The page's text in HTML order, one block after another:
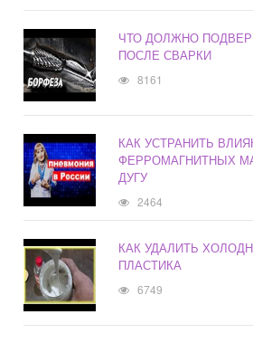
ЧТО ДОЛЖНО
ПОСЛЕ СВАРКИ
8161
КАК УСТРАНИТЬ
ФЕРРОМАГНИТНЫХ
ДУГУ
2464
КАК УДАЛИТЬ
ПЛАСТИКА
6749